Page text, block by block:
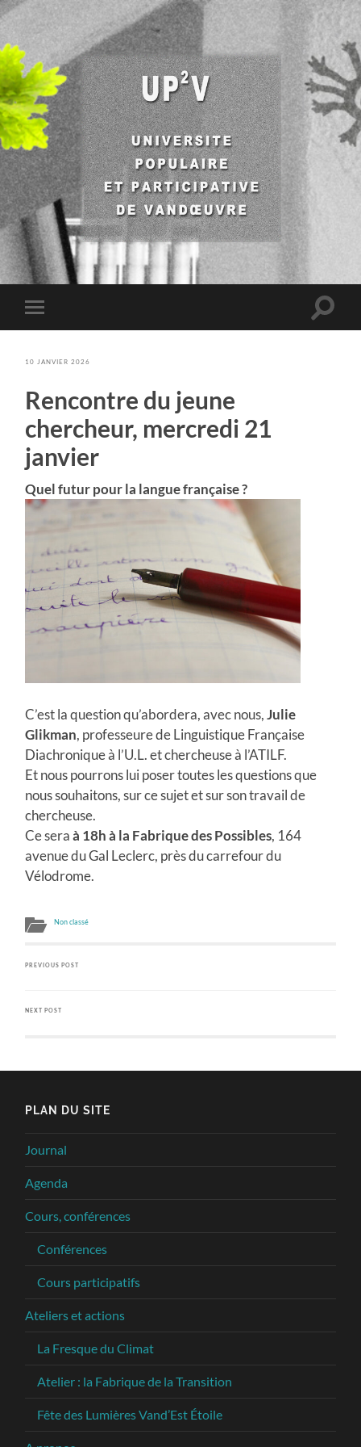
UP2V
Toggle
mobile
Toggle
10 JANVIER 2026
Rencontre du jeune
chercheur, mercredi 21
janvier
Quel futur pour la langue française ?
C’est la question qu’abordera, avec nous,Julie
Glikman, professeure de Linguistique Française
Diachronique à l’U.L. et chercheuse à l’ATILF.
Et nous pourrons lui poser toutes les questions que
nous souhaitons, sur ce sujet et sur son travail de
chercheuse.
Ce seraà 18h à la Fabrique desPossibles, 164
avenue du Gal Leclerc, près du carrefour du
Vélodrome.
Non classé
PREVIOUS POST
NEXT POST
PLAN DU SITE
Journal
Agenda
Cours, conférences
Conférences
Cours participatifs
Ateliers et actions
La Fresque du Climat
Atelier : la Fabrique de la Transition
Fête des Lumières Vand’Est Étoile